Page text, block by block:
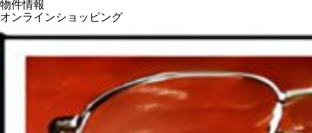
物件情報
オンラインショッピング